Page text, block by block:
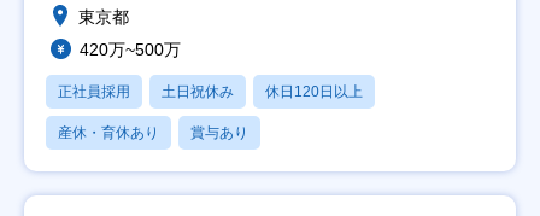
東京都
420万~500万
正社員採用 土日祝休み 休日120日以上
産休・育休あり 賞与あり